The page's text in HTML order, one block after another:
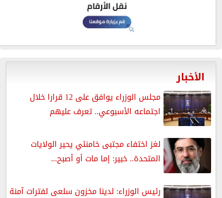
الأخبار
مجلس الوزراء يوافق على 12 قرارا خلال
اجتماعه الأسبوعي.. تعرف عليهم
لغز اختفاء مجتبى خامنئي يحير الولايات
المتحدة.. خبير: إما مات أو أصبح...
رئيس الوزراء: لدينا مخزون سلعى لفترات آمنة